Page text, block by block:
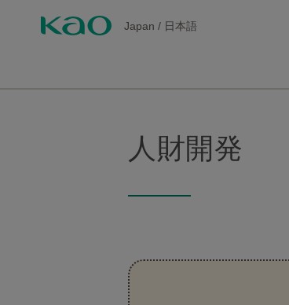
Japan / 日本語
人財開発